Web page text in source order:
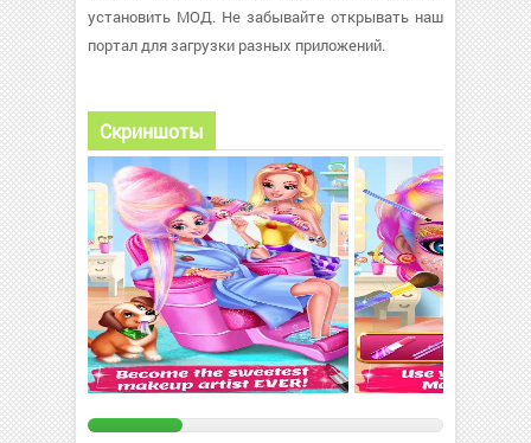
установить МОД. Не забывайте открывать наш
портал для загрузки разных приложений.
Скриншоты